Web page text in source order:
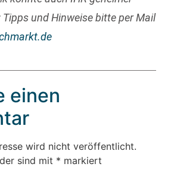
und Hinweise bitte per Mail
einen
wird nicht veröffentlicht.
sind mit * markiert